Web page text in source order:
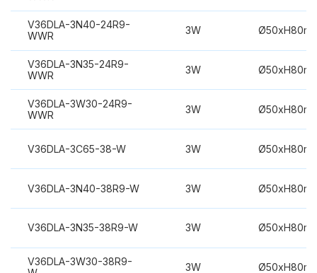
V36DLA-3N40-24R9-
WWR
3W
V36DLA-3N35-24R9-
WWR
3W
V36DLA-3W30-24R9-
WWR
3W
V36DLA-3C65-38-W 3W
V36DLA-3N40-38R9-W 3W
V36DLA-3N35-38R9-W 3W
V36DLA-3W30-38R9-
3W